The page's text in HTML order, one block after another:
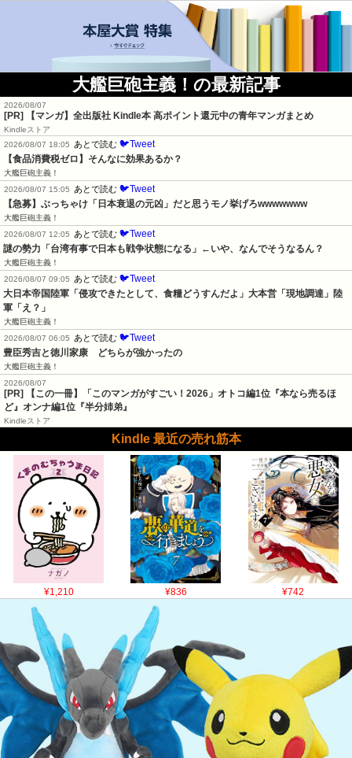
大艦巨砲主義！の最新記事
2026/08/07
[PR] 【マンガ】全出版社 Kindle本 高ポイント還元中の青年マンガまとめ
Kindleストア
2026/08/07 18:05
あとで読む 🐦Tweet
【食品消費税ゼロ】そんなに効果あるか？
大艦巨砲主義！
2026/08/07 15:05
あとで読む 🐦Tweet
【急募】ぶっちゃけ「日本衰退の元凶」だと思うモノ挙げろwwwwwww
大艦巨砲主義！
2026/08/07 12:05
あとで読む 🐦Tweet
謎の勢力「台湾有事で日本も戦争状態になる」←いや、なんでそうなるん？
大艦巨砲主義！
2026/08/07 09:05
あとで読む 🐦Tweet
大日本帝国陸軍「侵攻できたとして、食糧どうすんだよ」大本営「現地調達」陸
軍「え？」
大艦巨砲主義！
2026/08/07 06:05
あとで読む 🐦Tweet
豊臣秀吉と徳川家康　どちらが強かったの
大艦巨砲主義！
2026/08/07
[PR] 【この一冊】「このマンガがすごい！2026」オトコ編1位『本なら売るほ
ど』オンナ編1位『半分姉弟』
Kindleストア
Kindle 最近の売れ筋本
¥1,210 ¥836 ¥742